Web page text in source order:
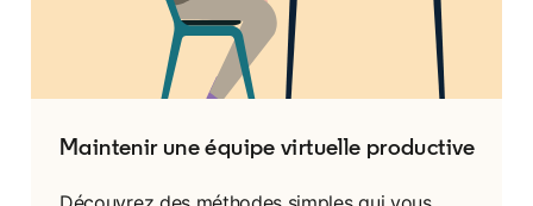
Maintenir une équipe virtuelle productive